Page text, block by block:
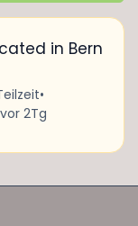
in Bern
•
vor 2Tg